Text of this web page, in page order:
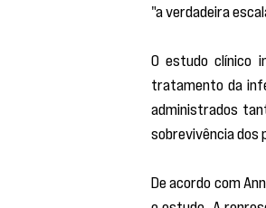
"a verdadeira
O estudo clínico
tratamento da
administrados
sobrevivência
De acordo com